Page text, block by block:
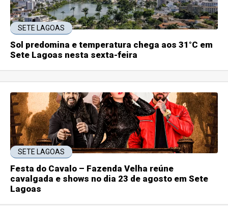
SETE LAGOAS
Sol predomina e temperatura chega aos 31°C em
Sete Lagoas nesta sexta-feira
SETE LAGOAS
Festa do Cavalo – Fazenda Velha reúne
cavalgada e shows no dia 23 de agosto em Sete
Lagoas